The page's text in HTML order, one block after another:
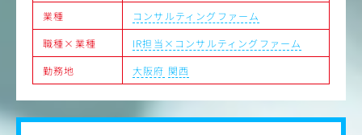
・自社ナレッジに深く向き合える
→自社メディア・自社コンテンツが中心のため、同社のメ
ソッド理解を深めながら、一貫性のある発信に取り組めま
す。
テンツ制作の型づくりに関わることができます。
①法定・適時開示業務
②機関投資家向け・個人投資家向け決算説明会の企画・開
催と説明会資料の企画（説明会資料のデザイン等の作成作
業は外部に委託）
③機関投資家（ファンドマネジャー・アナリスト等）やマ
スコミとのミーティング（自社の魅力の発信）
④企業レポート等の作成・発信
⑤潜在株主アンケートの企画・実施
業種
コンサルティングファーム
職種×業種
IR担当×コンサルティングファーム
勤務地
大阪府 関西